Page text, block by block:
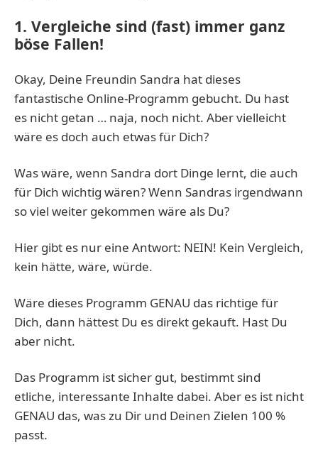
1. Vergleiche sind (fast) immer ganz
böse Fallen!
Okay, Deine Freundin Sandra hat dieses
fantastische Online-Programm gebucht. Du hast
es nicht getan … naja, noch nicht. Aber vielleicht
wäre es doch auch etwas für Dich?
Was wäre, wenn Sandra dort Dinge lernt, die auch
für Dich wichtig wären? Wenn Sandras irgendwann
so viel weiter gekommen wäre als Du?
Hier gibt es nur eine Antwort: NEIN! Kein Vergleich,
kein hätte, wäre, würde.
Wäre dieses Programm GENAU das richtige für
Dich, dann hättest Du es direkt gekauft. Hast Du
aber nicht.
Das Programm ist sicher gut, bestimmt sind
etliche, interessante Inhalte dabei. Aber es ist nicht
GENAU das, was zu Dir und Deinen Zielen 100 %
passt.